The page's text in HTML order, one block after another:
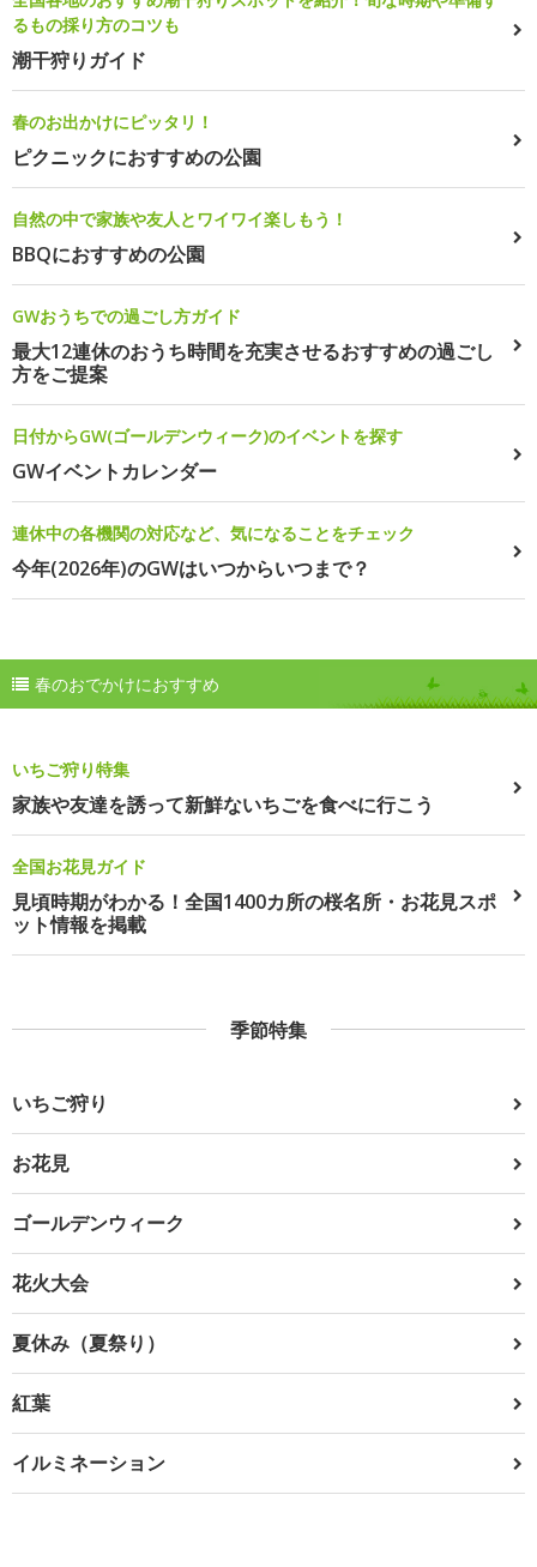
るもの採り方のコツも
潮干狩りガイド
春のお出かけにピッタリ！
ピクニックにおすすめの公園
自然の中で家族や友人とワイワイ楽しもう！
BBQにおすすめの公園
GWおうちでの過ごし方ガイド
最大12連休のおうち時間を充実させるおすすめの過ごし
方をご提案
日付からGW(ゴールデンウィーク)のイベントを探す
GWイベントカレンダー
連休中の各機関の対応など、気になることをチェック
今年(2026年)のGWはいつからいつまで？
春のおでかけにおすすめ
いちご狩り特集
家族や友達を誘って新鮮ないちごを食べに行こう
全国お花見ガイド
見頃時期がわかる！全国1400カ所の桜名所・お花見スポ
ット情報を掲載
季節特集
いちご狩り
お花見
ゴールデンウィーク
花火大会
夏休み（夏祭り）
紅葉
イルミネーション